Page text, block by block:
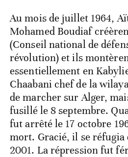
Au mois de juillet 1964,
Mohamed Boudiaf
(Conseil national de
révolution) et ils
essentiellement en
Chaabani chef de la
de marcher sur Alger,
fusillé le 8 septembre.
fut arrêté le 17 octobre
mort. Gracié, il se réfugia
2001. La répression fut